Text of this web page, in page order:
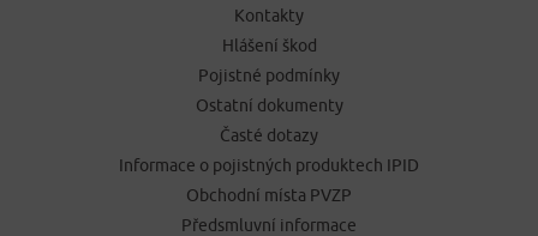
Kontakty
Hlášení škod
Pojistné podmínky
Ostatní dokumenty
Časté dotazy
Informace o pojistných produktech IPID
Obchodní místa PVZP
Předsmluvní informace